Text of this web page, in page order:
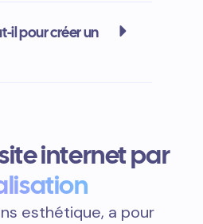
il pour créer un
internet par
esthétique, a pour